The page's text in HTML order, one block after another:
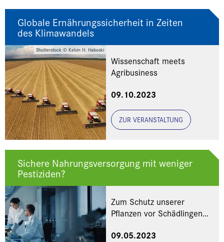
Shutterstock © Kelvin H. Haboski
Globale Ernährungssicherheit in Zeiten
des Klimawandels
Wissenschaft meets
Agribusiness
09.10.2023
ZUR VERANSTALTUNG
Sichere Nahrungsversorgung mit weniger
Pestiziden?
Zum Schutz unserer
Pflanzen vor Schädlingen
09.05.2023